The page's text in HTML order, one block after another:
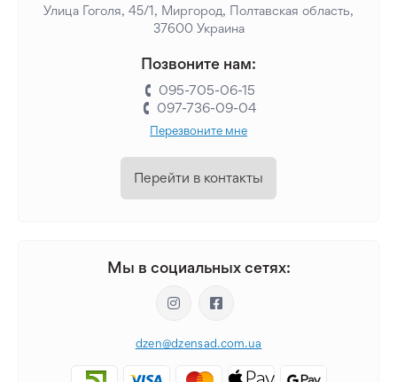
Улица Гоголя, 45/1, Миргород, Полтавская область,
37600 Украина
Позвоните нам:
095-705-06-15
097-736-09-04
Перезвоните мне
Перейти в контакты
Мы в социальных сетях:
dzen@dzensad.com.ua